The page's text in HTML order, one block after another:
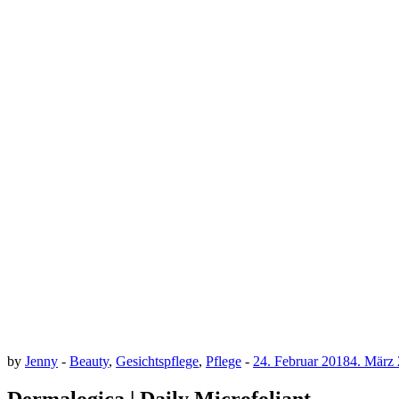
by Jenny - Beauty, Gesichtspflege, Pflege - 24. Februar 20184. März